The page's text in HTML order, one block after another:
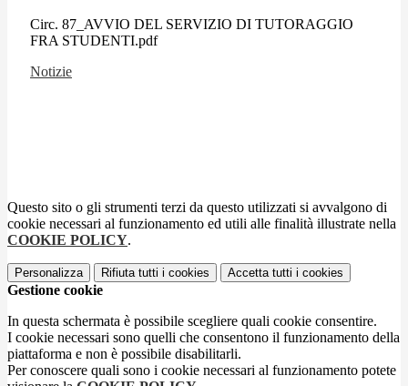
Circ. 87_AVVIO DEL SERVIZIO DI TUTORAGGIO
FRA STUDENTI.pdf
Notizie
Questo sito o gli strumenti terzi da questo utilizzati si avvalgono di
cookie necessari al funzionamento ed utili alle finalità illustrate nella
COOKIE POLICY.
Personalizza Rifiuta tutti i cookies Accetta tutti i cookies
Gestione cookie
In questa schermata è possibile scegliere quali cookie consentire.
I cookie necessari sono quelli che consentono il funzionamento della
piattaforma e non è possibile disabilitarli.
Per conoscere quali sono i cookie necessari al funzionamento potete